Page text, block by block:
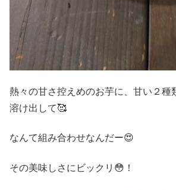
熱々の甘さ控えめのお芋に、甘い２種
溶け出して🥰
なんて組み合わせなんだー😍
その美味しさにビックリ😳！